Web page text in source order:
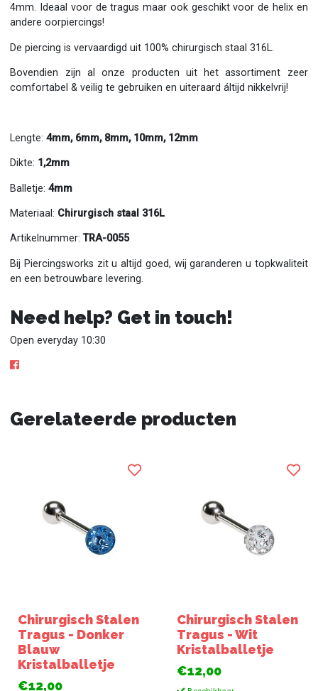
4mm. Ideaal voor de tragus maar ook geschikt voor de helix en
andere oorpiercings!
De piercing is vervaardigd uit 100% chirurgisch staal 316L.
Bovendien zijn al onze producten uit het assortiment zeer
comfortabel & veilig te gebruiken en uiteraard áltijd nikkelvrij!
Lengte:4mm, 6mm, 8mm, 10mm, 12mm
Dikte: 1,2mm
Balletje:4mm
Materiaal: Chirurgisch staal 316L
Artikelnummer:TRA-0055
Bij Piercingsworks zit u altijd goed, wij garanderen u topkwaliteit
en een betrouwbare levering.
Need help? Get in touch!
Open everyday 10:30
Gerelateerde producten
Chirurgisch Stalen
Tragus - Donker
Blauw
Kristalballetje
€12,00
Chirurgisch Stalen
Tragus - Wit
Kristalballetje
€12,00